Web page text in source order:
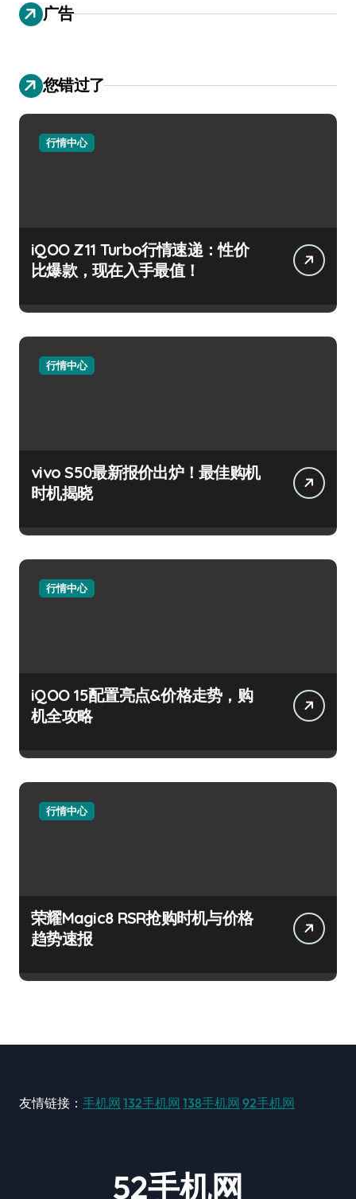
广告
您错过了
行情中心
iQOO Z11 Turbo行情速递：性价
比爆款，现在入手最值！
行情中心
vivo S50最新报价出炉！最佳购机
时机揭晓
行情中心
iQOO 15配置亮点&价格走势，购
机全攻略
行情中心
荣耀Magic8 RSR抢购时机与价格
趋势速报
友情链接： 手机网 132手机网 138手机网 92手机网
52手机网